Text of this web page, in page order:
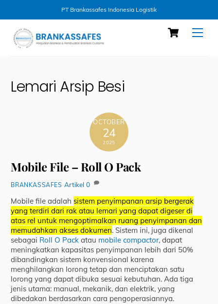
PT Brankassafes Indonesia Logistik
content
Cart
Lemari Arsip Besi
OCTOBER
24
2025
Mobile File – Roll O Pack
BRANKASSAFES Artikel 0
Mobile file adalahsistem penyimpanan arsip bergerak
yang terdiri dari rak atau lemari yang dapat digeser di
atas rel untuk mengoptimalkan ruang penyimpanan dan
memudahkan akses dokumen. Sistem ini, juga dikenal
sebagai Roll O Pack atau mobile compactor, dapat
meningkatkan kapasitas penyimpanan lebih dari 50%
dibandingkan sistem konvensional karena
menghilangkan lorong tetap dan menciptakan satu
lorong yang dapat dibuka sesuai kebutuhan.Ada tiga
jenis utama: manual, mekanik, dan elektrik, yang
dibedakan berdasarkan cara pengoperasiannya.